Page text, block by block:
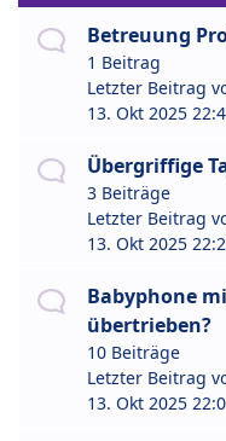
Betreuung
1 Beitrag
Letzter Beitrag
13. Okt 2025
Übergriffige
3 Beiträge
Letzter Beitrag
13. Okt 2025
Babyphone
übertrieben?
10 Beiträge
Letzter Beitrag
13. Okt 2025